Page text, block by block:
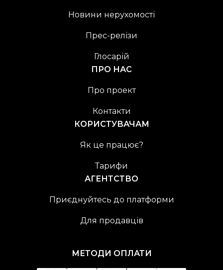
Новини нерухомості
Прес-релізи
Глосарій
ПРО НАС
Про проект
Контакти
КОРИСТУВАЧАМ
Як це працює?
Тарифи
АГЕНТСТВО
Приєднуйтесь до платформи
Для продавців
МЕТОДИ ОПЛАТИ